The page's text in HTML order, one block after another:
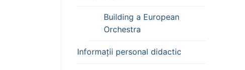
Building a European
Orchestra
Informații personal didactic